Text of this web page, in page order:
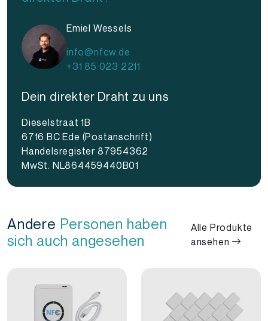
Emiel Wessels
info@nfcw.de
+31 85 023 2211
Dein direkter Draht zu uns
Dieselstraat 1B
6716 BC Ede (Postanschrift)
Handelsregister 87954362
MwSt. NL864459440B01
Andere Personen haben
sich auch angesehen
Alle Produkte
ansehen